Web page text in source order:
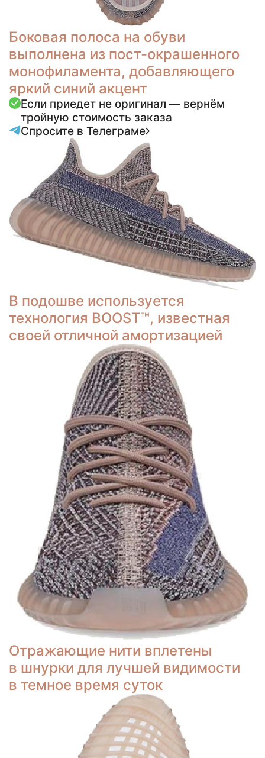
Боковая полоса на обуви
выполнена из пост-окрашенного
монофиламента, добавляющего
яркий синий акцент
Если приедет не оригинал — вернём
тройную стоимость заказа
Спросите в Телеграме
В подошве используется
технология BOOST™, известная
своей отличной амортизацией
Отражающие нити вплетены
в шнурки для лучшей видимости
в темное время суток